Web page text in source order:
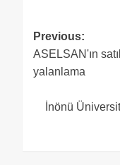
Previous:
ASELSAN'ın
yalanlama
İnönü